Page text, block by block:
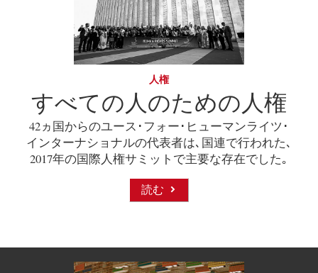
人権
すべての人のための人権
42ヵ国からのユース･フォー･ヒューマンライツ･
インターナショナルの代表者は､国連で行われた､
2017年の国際人権サミットで主要な存在でした｡
読む